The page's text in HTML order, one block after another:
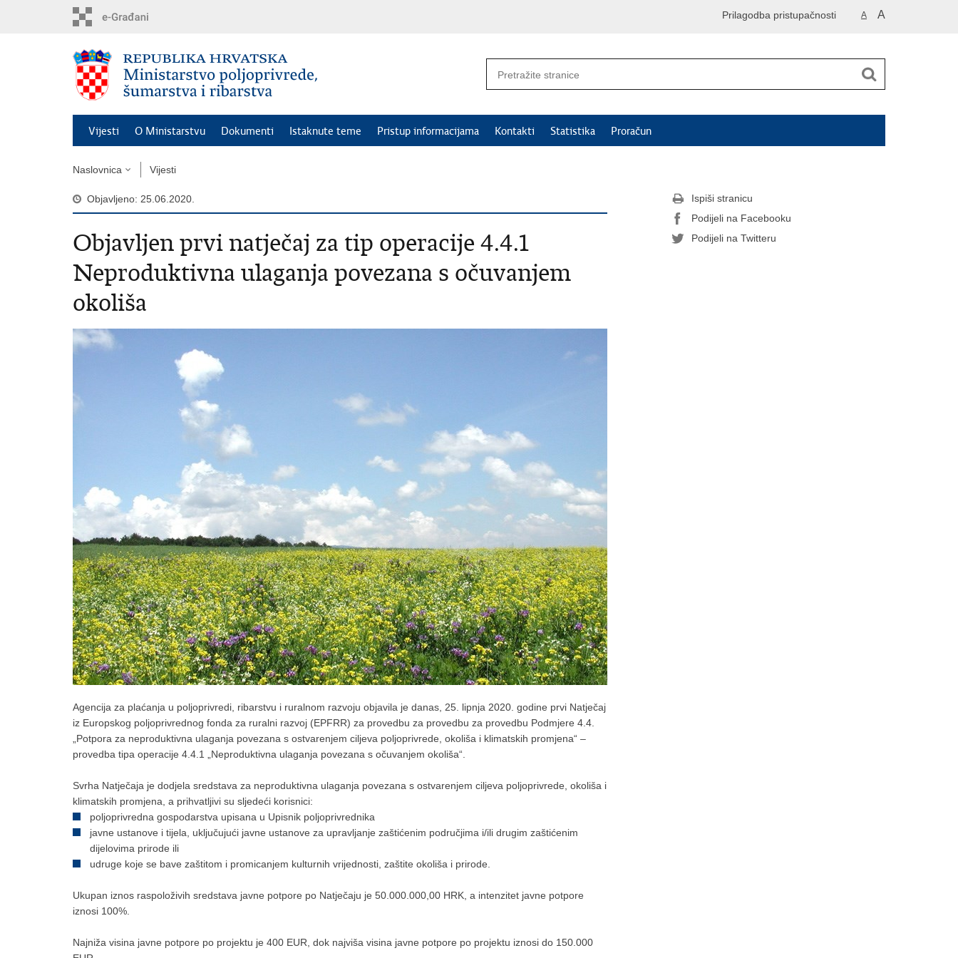
A A
Prilagodba pristupačnosti
Vijesti O Ministarstvu Dokumenti Istaknute teme Pristup informacijama Kontakti Statistika Proračun
Naslovnica Vijesti
Objavljeno: 25.06.2020.
Objavljen prvi natječaj za tip operacije 4.4.1
Neproduktivna ulaganja povezana s očuvanjem
okoliša
Agencija za plaćanja u poljoprivredi, ribarstvu i ruralnom razvoju objavila je danas, 25. lipnja 2020. godine prvi Natječaj
iz Europskog poljoprivrednog fonda za ruralni razvoj (EPFRR) za provedbu za provedbu za provedbu Podmjere 4.4.
„Potpora za neproduktivna ulaganja povezana s ostvarenjem ciljeva poljoprivrede, okoliša i klimatskih promjena“ –
provedba tipa operacije 4.4.1 „Neproduktivna ulaganja povezana s očuvanjem okoliša“.
Svrha Natječaja je dodjela sredstava za neproduktivna ulaganja povezana s ostvarenjem ciljeva poljoprivrede, okoliša i
klimatskih promjena, a prihvatljivi su sljedeći korisnici:
poljoprivredna gospodarstva upisana u Upisnik poljoprivrednika
javne ustanove i tijela, uključujući javne ustanove za upravljanje zaštićenim područjima i/ili drugim zaštićenim
dijelovima prirode ili
udruge koje se bave zaštitom i promicanjem kulturnih vrijednosti, zaštite okoliša i prirode.
Ukupan iznos raspoloživih sredstava javne potpore po Natječaju je 50.000.000,00 HRK, a intenzitet javne potpore
iznosi 100%.
Najniža visina javne potpore po projektu je 400 EUR, dok najviša visina javne potpore po projektu iznosi do 150.000
Ispiši stranicu
Podijeli na Facebooku
Podijeli na Twitteru